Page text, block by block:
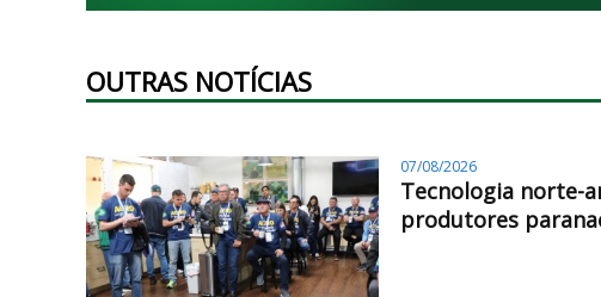
OUTRAS NOTÍCIAS
07/08/2026
Tecnologia norte-
produtores